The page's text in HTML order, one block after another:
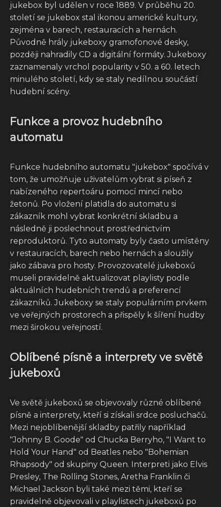
jukebox byl udělen v roce 1889. V průběhu 20.
století se jukebox stal ikonou americké kultury,
zejména v barech, restauracích a hernách.
Původně hrály jukeboxy gramofonové desky,
později nahradily CD a digitální formáty. Jukeboxy
zaznamenaly vrchol popularity v 50. a 60. letech
minulého století, kdy se staly nedílnou součástí
hudební scény.
Funkce a provoz hudebního
automatu
Funkce hudebního automatu "jukebox" spočívá v
tom, že umožňuje uživatelům vybrat si píseň z
nabízeného repertoáru pomocí mincí nebo
žetonů. Po vložení platidla do automatu si
zákazník mohl vybrat konkrétní skladbu a
následně ji poslechnout prostřednictvím
reproduktorů. Tyto automaty byly často umístěny
v restauracích, barech nebo hernách a sloužily
jako zábava pro hosty. Provozovatelé jukeboxů
museli pravidelně aktualizovat playlisty podle
aktuálních hudebních trendů a preferencí
zákazníků. Jukeboxy se staly populárním prvkem
ve veřejných prostorech a přispěly k šíření hudby
mezi širokou veřejností.
Oblíbené písně a interprety ve světě
jukeboxů
Ve světě jukeboxů se objevovaly různé oblíbené
písně a interprety, kteří si získali srdce posluchačů.
Mezi nejoblíbenější skladby patřily například
"Johnny B. Goode" od Chucka Berryho, "I Want to
Hold Your Hand" od Beatles nebo "Bohemian
Rhapsody" od skupiny Queen. Interpreti jako Elvis
Presley, The Rolling Stones, Aretha Franklin či
Michael Jackson byli také mezi těmi, kteří se
pravidelně objevovali v playlistech jukeboxů po